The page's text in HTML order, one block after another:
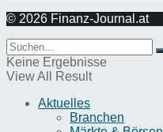
© 2026 Finanz-Journal.at
Keine Ergebnisse
View All Result
Aktuelles
Branchen